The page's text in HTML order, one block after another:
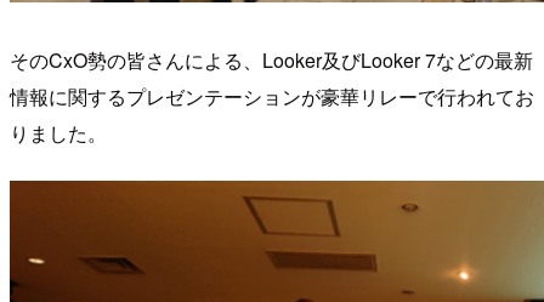
そのCxO勢の皆さんによる、Looker及びLooker 7などの最新
情報に関するプレゼンテーションが豪華リレーで行われてお
りました。